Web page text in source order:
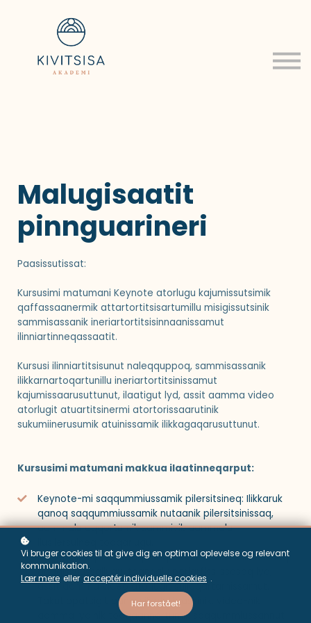
Malugisaatit
pinnguarineri
Paasissutissat:
Kursusimi matumani Keynote atorlugu kajumissutsimik
qaffassaanermik attartortitsisartumillu misigissutsinik
sammisassanik ineriartortitsisinnaanissamut
ilinniartinneqassaatit.
Kursusi ilinniartitsisunut naleqquppoq, sammisassanik
ilikkarnartoqartunillu ineriartortitsinissamut
kajumissaarusuttunut, ilaatigut lyd, assit aamma video
atorlugit atuartitsinermi atortorissaarutinik
sukumiinerusumik atuinissamik ilikkagaqarusuttunut.
Kursusimi matumani makkua ilaatinneqarput:
Keynote-mi saqqummiussamik pilersitsineq: Ilikkaruk
qanoq saqqummiussamik nutaanik pilersitsinissaq,
aammalu eqqortumik sammivik aammalu
Ilusilersuineq: Paasisaqarit qanoq iliorluni ilusilersuineq
aaqqissuussallugu, taannalu periarfissiissasoq lyd,
assit aamma video atorlugit suliaqartarnissamut.
Takutippatsigit qanoq iliorlutit assinik, video-nik
aamma lydinik toqqaannartumik saqqummiussannut
Vi bruger cookies til at give dig en optimal oplevelse og relevant
kommunikation.
Lær mere eller acceptér individuelle cookies .
Har forstået!